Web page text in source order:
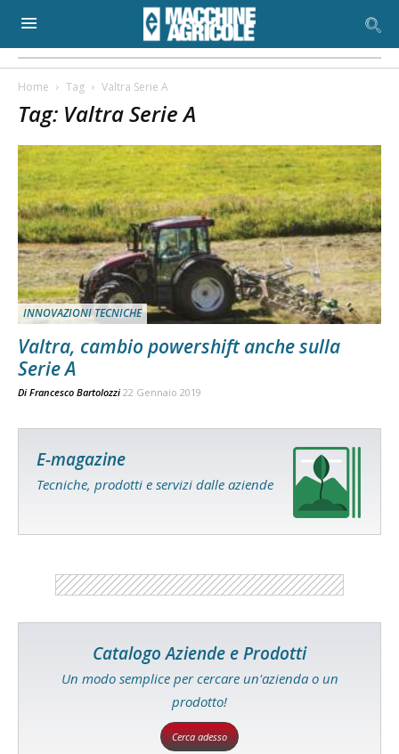
Home Tag Valtra Serie A
Tag: Valtra Serie A
INNOVAZIONI TECNICHE
Valtra, cambio powershift anche sulla
Serie A
Di Francesco Bartolozzi 22 Gennaio 2019
E-magazine
Tecniche, prodotti e servizi dalle aziende
Catalogo Aziende e Prodotti
Un modo semplice per cercare un'azienda o un
prodotto!
Cerca adesso